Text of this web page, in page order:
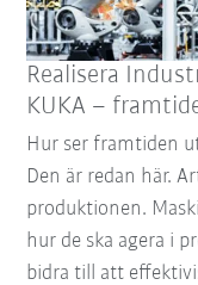
Realisera
KUKA –
Hur ser framtiden
Den är redan här.
produktionen.
hur de ska agera i
bidra till att